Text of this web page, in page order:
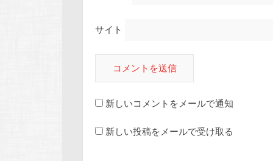
サイト
新しいコメントをメールで通知
新しい投稿をメールで受け取る